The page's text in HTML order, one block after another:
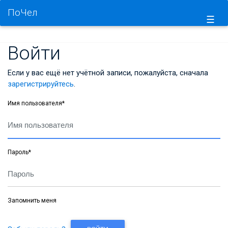
☰
ПоЧел
Войти
Если у вас ещё нет учётной записи, пожалуйста, сначала
зарегистрируйтесь.
Имя пользователя*
Пароль*
Запомнить меня